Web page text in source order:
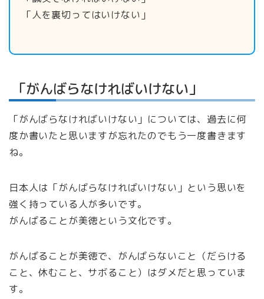
「人を裏切ってはいけない」
「がんばらなければいけない」
「がんばらなければいけない」については、過去に何
度か書いたと思いますが忘れたのでもう一度書きます
ね。
日本人は「がんばらなければいけない」という思いを
強く持っている人が多いです。
がんばることが美徳という文化です。
がんばることが美徳で、がんばらないこと（だらける
こと、休むこと、サボること）はダメだと思っていま
す。